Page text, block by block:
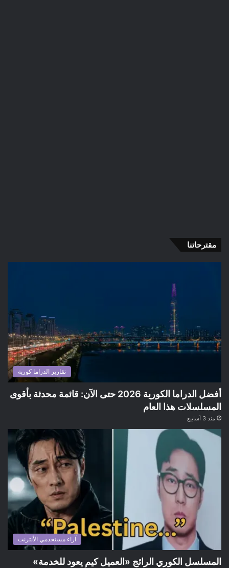
مقترحاتنا
تقارير الدراما كورية
أفضل الدراما الكورية 2026 حتى الآن: قائمة محدثة بأقوى
المسلسلات هذا العام
منذ 3 أسابيع
آراء مستخدمي الأنترنت
المسلسل الكوري الرائج «العميل كيم يعود للخدمة»